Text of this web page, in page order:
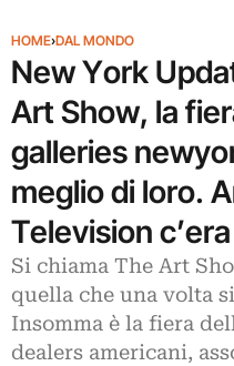
HOME›DAL MONDO
New York
Art Show, la
galleries
meglio di loro.
Television c’era
Si chiama The Art
quella che una volta
Insomma è la fiera
dealers americani,